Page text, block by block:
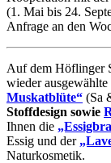
(1. Mai bis 24.
Anfrage an den
Auf dem Höflinger
wieder
Muskatblüte“ (Sa
Stoffdesign sowie
Ihnen die
Essig und der
Naturkosmetik.